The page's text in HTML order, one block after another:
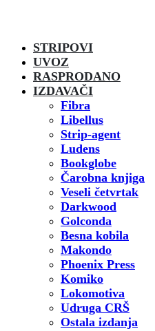
STRIPOVI
UVOZ
RASPRODANO
IZDAVAČI
Fibra
Libellus
Strip-agent
Ludens
Bookglobe
Čarobna knjiga
Veseli četvrtak
Darkwood
Golconda
Besna kobila
Makondo
Phoenix Press
Komiko
Lokomotiva
Udruga CRŠ
Ostala izdanja